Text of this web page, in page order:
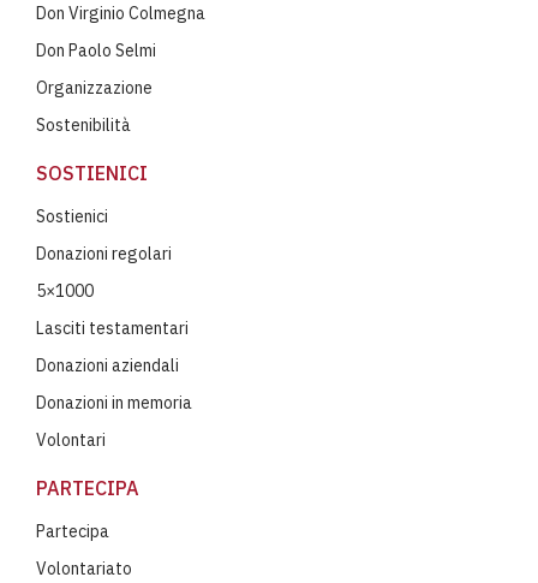
Don Virginio Colmegna
Don Paolo Selmi
Organizzazione
Sostenibilità
SOSTIENICI
Sostienici
Donazioni regolari
5×1000
Lasciti testamentari
Donazioni aziendali
Donazioni in memoria
Volontari
PARTECIPA
Partecipa
Volontariato